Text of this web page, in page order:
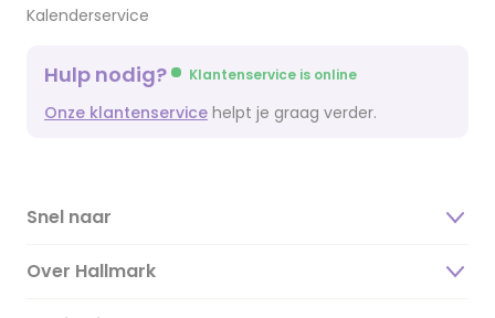
Kalenderservice
Hulp nodig? Klantenservice is online
Onze klantenservice helpt je graag verder.
Snel naar
Over Hallmark